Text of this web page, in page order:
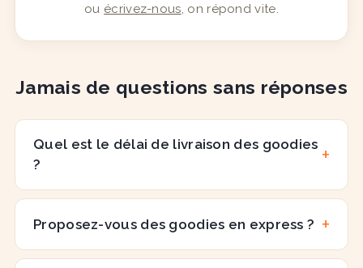
ou écrivez-nous, on répond vite.
Jamais de questions sans réponses
Quel est le délai de livraison des goodies
?
Proposez-vous des goodies en express ?